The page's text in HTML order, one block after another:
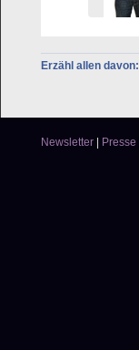
Erzähl allen davon:
Newsletter Presse